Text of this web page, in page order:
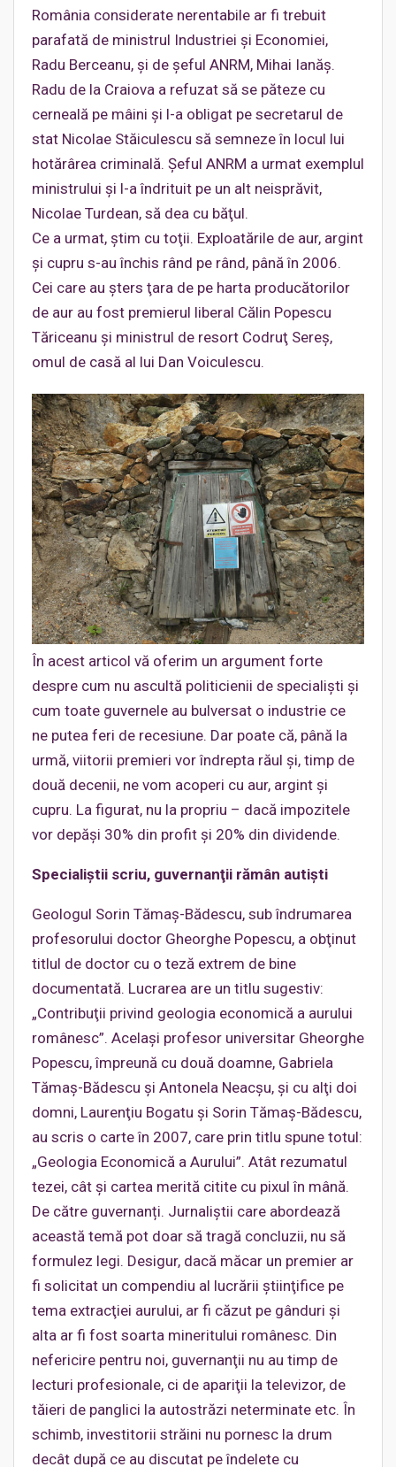
România considerate nerentabile ar fi trebuit
parafată de ministrul Industriei şi Economiei,
Radu Berceanu, şi de şeful ANRM, Mihai Ianăş.
Radu de la Craiova a refuzat să se păteze cu
cerneală pe mâini şi l-a obligat pe secretarul de
stat Nicolae Stăiculescu să semneze în locul lui
hotărârea criminală. Şeful ANRM a urmat exemplul
ministrului şi l-a îndrituit pe un alt neisprăvit,
Nicolae Turdean, să dea cu băţul.
Ce a urmat, ştim cu toţii. Exploatările de aur, argint
şi cupru s-au închis rând pe rând, până în 2006.
Cei care au şters ţara de pe harta producătorilor
de aur au fost premierul liberal Călin Popescu
Tăriceanu şi ministrul de resort Codruţ Sereş,
omul de casă al lui Dan Voiculescu.
În acest articol vă oferim un argument forte
despre cum nu ascultă politicienii de specialişti şi
cum toate guvernele au bulversat o industrie ce
ne putea feri de recesiune. Dar poate că, până la
urmă, viitorii premieri vor îndrepta răul şi, timp de
două decenii, ne vom acoperi cu aur, argint şi
cupru. La figurat, nu la propriu – dacă impozitele
vor depăşi 30% din profit şi 20% din dividende.
Specialiştii scriu, guvernanţii rămân autişti
Geologul Sorin Tămaş-Bădescu, sub îndrumarea
profesorului doctor Gheorghe Popescu, a obţinut
titlul de doctor cu o teză extrem de bine
documentată. Lucrarea are un titlu sugestiv:
„Contribuţii privind geologia economică a aurului
românesc”. Acelaşi profesor universitar Gheorghe
Popescu, împreună cu două doamne, Gabriela
Tămaş-Bădescu şi Antonela Neacşu, şi cu alţi doi
domni, Laurenţiu Bogatu şi Sorin Tămaş-Bădescu,
au scris o carte în 2007, care prin titlu spune totul:
„Geologia Economică a Aurului”. Atât rezumatul
tezei, cât şi cartea merită citite cu pixul în mână.
De către guvernanți. Jurnaliștii care abordează
această temă pot doar să tragă concluzii, nu să
formulez legi. Desigur, dacă măcar un premier ar
fi solicitat un compendiu al lucrării ştiinţifice pe
tema extracţiei aurului, ar fi căzut pe gânduri şi
alta ar fi fost soarta mineritului românesc. Din
nefericire pentru noi, guvernanţii nu au timp de
lecturi profesionale, ci de apariţii la televizor, de
tăieri de panglici la autostrăzi neterminate etc. În
schimb, investitorii străini nu pornesc la drum
decât după ce au discutat pe îndelete cu